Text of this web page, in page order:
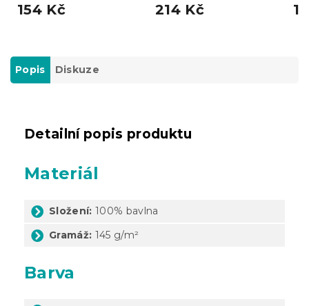
154 Kč 214 Kč
Popis Diskuze
Detailní popis produktu
Materiál
Složení: 100% bavlna
Gramáž: 145 g/m²
Barva